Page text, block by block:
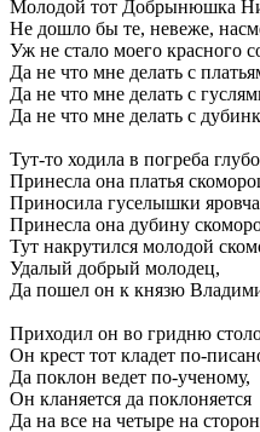
Молодой тот Добрынюшка
Не дошло бы те, невеже,
Уж не стало моего красного
Да не что мне делать с
Да не что мне делать с
Да не что мне делать с
Тут-то ходила в погреба
Принесла она платья
Приносила гуселышки
Принесла она дубину
Тут накрутился молодой
Удалый добрый молодец,
Да пошел он к князю
Приходил он во гридню
Он крест тот кладет по-
Да поклон ведет по-ученому,
Он кланяется да поклоняется
Да на все на четыре на